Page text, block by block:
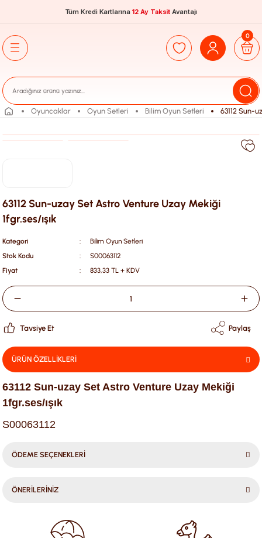
Tüm Kredi Kartlarına 12 Ay Taksit Avantajı
0
Oyuncaklar Oyun Setleri Bilim Oyun Setleri 63112 Sun-
63112 Sun-uzay Set Astro Venture Uzay Mekiği
1fgr.ses/ışık
Kategori
Bilim Oyun Setleri
Stok Kodu
S00063112
Fiyat
833,33 TL + KDV
Tavsiye Et Paylaş
ÜRÜN ÖZELLİKLERİ
63112 Sun-uzay Set Astro Venture Uzay Mekiği
1fgr.ses/ışık
S00063112
ÖDEME SEÇENEKLERİ
ÖNERİLERİNİZ
konularda yetersiz gördüğünüz noktaları öneri formunu